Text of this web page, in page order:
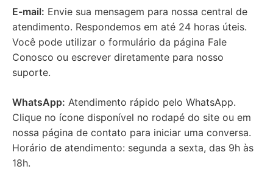
E-mail: Envie sua mensagem para nossa central de
atendimento. Respondemos em até 24 horas úteis.
Você pode utilizar o formulário da página Fale
Conosco ou escrever diretamente para nosso
suporte.
WhatsApp: Atendimento rápido pelo WhatsApp.
Clique no ícone disponível no rodapé do site ou em
nossa página de contato para iniciar uma conversa.
Horário de atendimento: segunda a sexta, das 9h às
18h.